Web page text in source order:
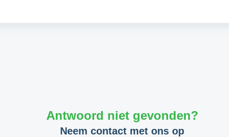
Antwoord niet gevonden?
Neem contact met ons op